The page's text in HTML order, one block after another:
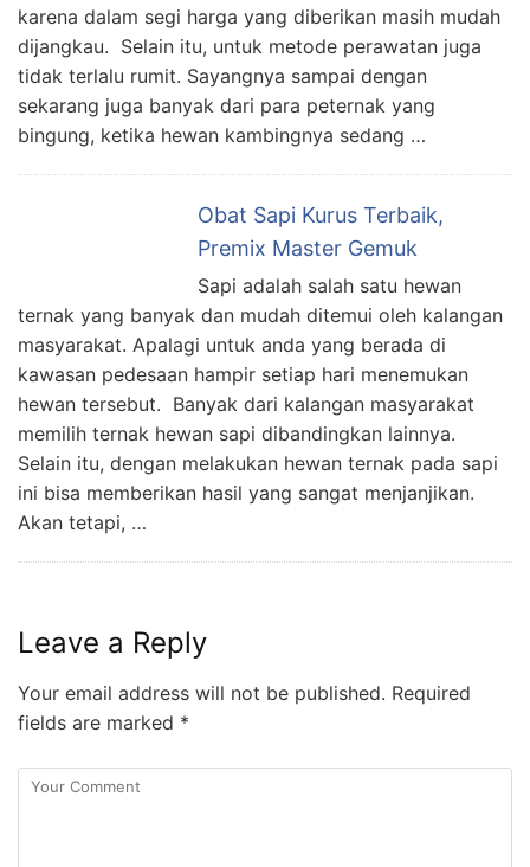
karena dalam segi harga yang diberikan masih mudah
dijangkau. Selain itu, untuk metode perawatan juga
tidak terlalu rumit. Sayangnya sampai dengan
sekarang juga banyak dari para peternak yang
bingung, ketika hewan kambingnya sedang …
Obat Sapi Kurus Terbaik,
Premix Master Gemuk
Sapi adalah salah satu hewan
ternak yang banyak dan mudah ditemui oleh kalangan
masyarakat. Apalagi untuk anda yang berada di
kawasan pedesaan hampir setiap hari menemukan
hewan tersebut. Banyak dari kalangan masyarakat
memilih ternak hewan sapi dibandingkan lainnya.
Selain itu, dengan melakukan hewan ternak pada sapi
ini bisa memberikan hasil yang sangat menjanjikan.
Akan tetapi, …
Leave a Reply
Your email address will not be published. Required
fields are marked *